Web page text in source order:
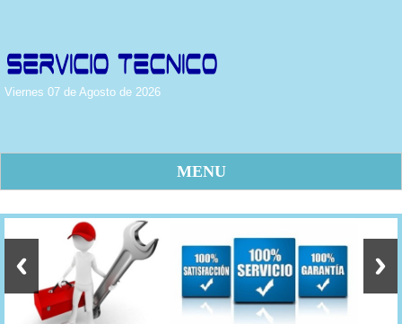
Viernes 07 de Agosto de 2026
MENU